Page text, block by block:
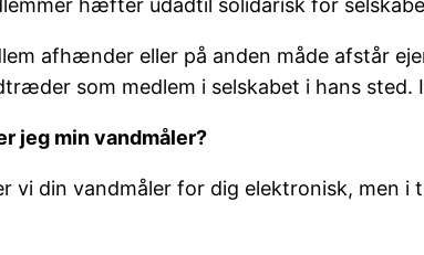
hæfter udadtil solidarisk for
afhænder eller på anden måde afstår
som medlem i selskabet i hans
jeg min vandmåler?
vi din vandmåler for dig elektronisk, men